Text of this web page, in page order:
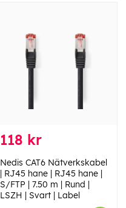
118 kr
Nedis CAT6 Nätverkskabel
| RJ45 hane | RJ45 hane |
S/FTP | 7.50 m | Rund |
LSZH | Svart | Label